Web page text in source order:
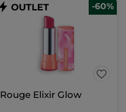
-60%
Rouge Elixir Glow